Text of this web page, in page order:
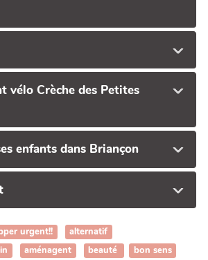
vélo Crèche des Petites
enfants dans Briançon
urgent!!
alternatif
aménagent beauté
bon sens